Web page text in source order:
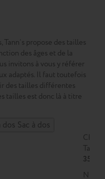
propose des tailles
des âges et de la
invitons à vous y référer
adaptés. Il faut toutefois
des tailles différentes
tailles est donc là à titre
Sac à dos
CP
Taille
35 cm
Nbre